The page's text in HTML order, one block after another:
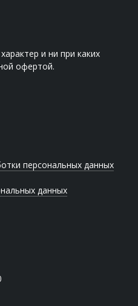
и ни при каких
офертой.
персональных данных
данных